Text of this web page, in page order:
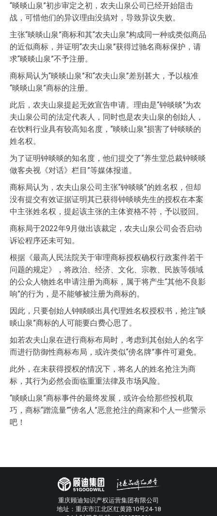
“晱晱山泉”初步审定之初，农夫山泉公司已经开始阻击
战，可惜他们的异议理由没搞对，导致异议失败。
主张“晱晱山泉”商标和其“农夫山泉”构成同一种或类似商品
的近似商标，并证明“农夫山泉”获得过驰名商标保护，请
求“晱晱山泉”不予注册。
商标局认为“晱晱山泉”和“农夫山泉”差别甚大，予以核准
“晱晱山泉”商标的注册。
此后，农夫山泉提起无效宣告申请。理由是“钟晱晱”为农
夫山泉公司的法定代表人，同时也是农夫山泉的创始人，
在饮料行业具有较高知名度，“晱晱山泉”损害了钟晱晱的
姓名权。
为了证明钟晱晱的知名度，他们提交了“养生堂总裁钟晱晱
做客央视《对话》栏目”等媒体报道。
商标局认为，农夫山泉公司主张“钟晱晱”的姓名权，但却
没有提交有效证据证明其已获得钟晱晱先生的授权在本案
中主张姓名权，提起该主张的主体资格不符，予以驳回。
商标局于2022年9月做出该裁定，农夫山泉公司会否启动
诉讼程序还未可知。
根据《最高人民法院关于审理商标授权确权行政案件若干
问题的规定》，将政治、经济、文化、宗教、民族等领域
的公众人物姓名申请注册为商标，属于将产生“其他不良影
响”的行为，是不能够被注册为商标的。
因此，只要创始人钟睒睒出具代理姓名权授权书，抢注“睒
睒山泉”商标的人可能要白费心思了。
如若农夫山泉在进行商标布局时，考虑到其创始人的名字
而进行防御性商标布局，或许类似“傍名牌”事件可避免。
此外，在未获得授权的情况下，将名人的姓名抢注为商
标，其行为必然会面临重重法律及市场风险。
“睒睒山泉”商标事件的最终发展，或许会给那些投机取
巧，商标“蹭流量”“傍名人”恶意抢注的商家和个人一些警示
吧！
重庆顾迪知识产权运营集团有限公司
地址：重庆市江北区红黄路10号24-18